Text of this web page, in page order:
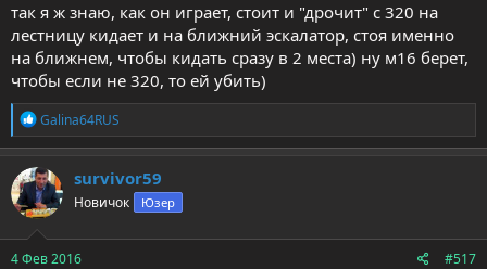
так я ж знаю, как он играет, стоит и "дрочит" с 320 на
лестницу кидает и на ближний эскалатор, стоя именно
на ближнем, чтобы кидать сразу в 2 места) ну м16 берет,
чтобы если не 320, то ей убить)
Р
е
а
к
ц
и
и
:
Galina64RUS
survivor59
Новичок Юзер
4 Фев 2016 #517